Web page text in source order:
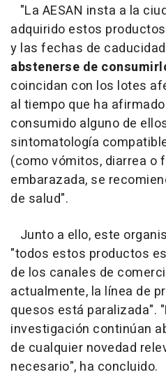
"La AESAN insta a la
adquirido estos
y las fechas de
abstenerse de
coincidan con los lotes
al tiempo que ha
consumido alguno de
sintomatología
(como vómitos, diarrea o
embarazada, se
de salud".
Junto a ello, este
"todos estos productos
de los canales de
actualmente, la línea de
quesos está paralizada".
investigación continúan
de cualquier novedad
necesario", ha concluido.